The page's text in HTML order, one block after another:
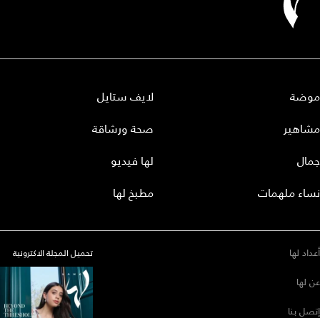
موضة
مشاهير
جمال
نساء ملهمات
لايف ستايل
صحة ورشاقة
لها فيديو
مطبخ لها
أعداد لها
عن لها
إتصل بنا
تحميل المجلة الاكترونية